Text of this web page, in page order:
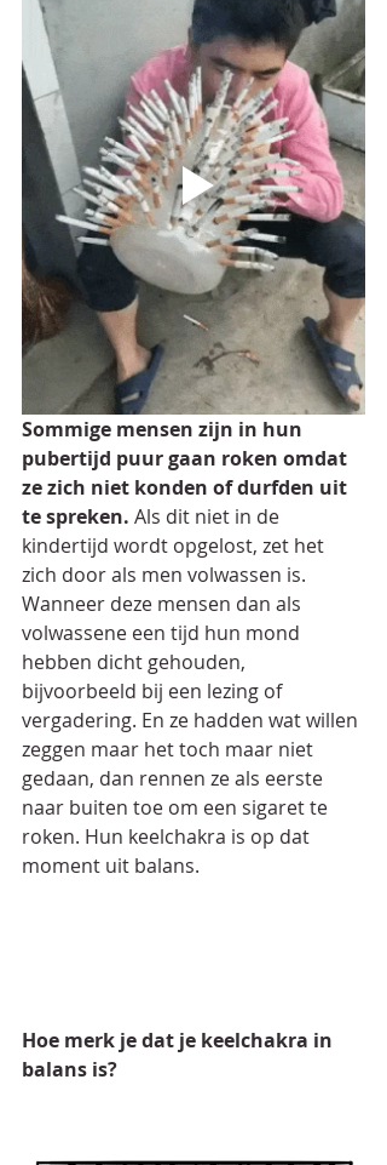
Sommige mensen zijn in hun
pubertijd puur gaan roken omdat
ze zich niet konden of durfden uit
te spreken. Als dit niet in de
kindertijd wordt opgelost, zet het
zich door als men volwassen is.
Wanneer deze mensen dan als
volwassene een tijd hun mond
hebben dicht gehouden,
bijvoorbeeld bij een lezing of
vergadering. En ze hadden wat willen
zeggen maar het toch maar niet
gedaan, dan rennen ze als eerste
naar buiten toe om een sigaret te
roken. Hun keelchakra is op dat
moment uit balans.
Hoe merk je dat je keelchakra in
balans is?